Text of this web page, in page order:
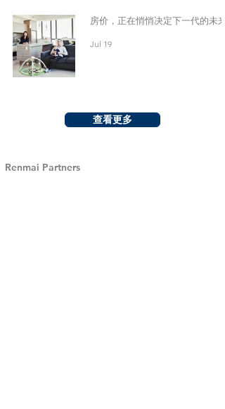
房价，正在悄悄决定下一代的未来
Jul 19
查看更多
Renmai Partners